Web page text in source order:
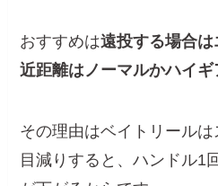
おすすめは遠投する場合は
近距離はノーマルかハイギ
その理由はベイトリール
目減りすると、ハンドル1